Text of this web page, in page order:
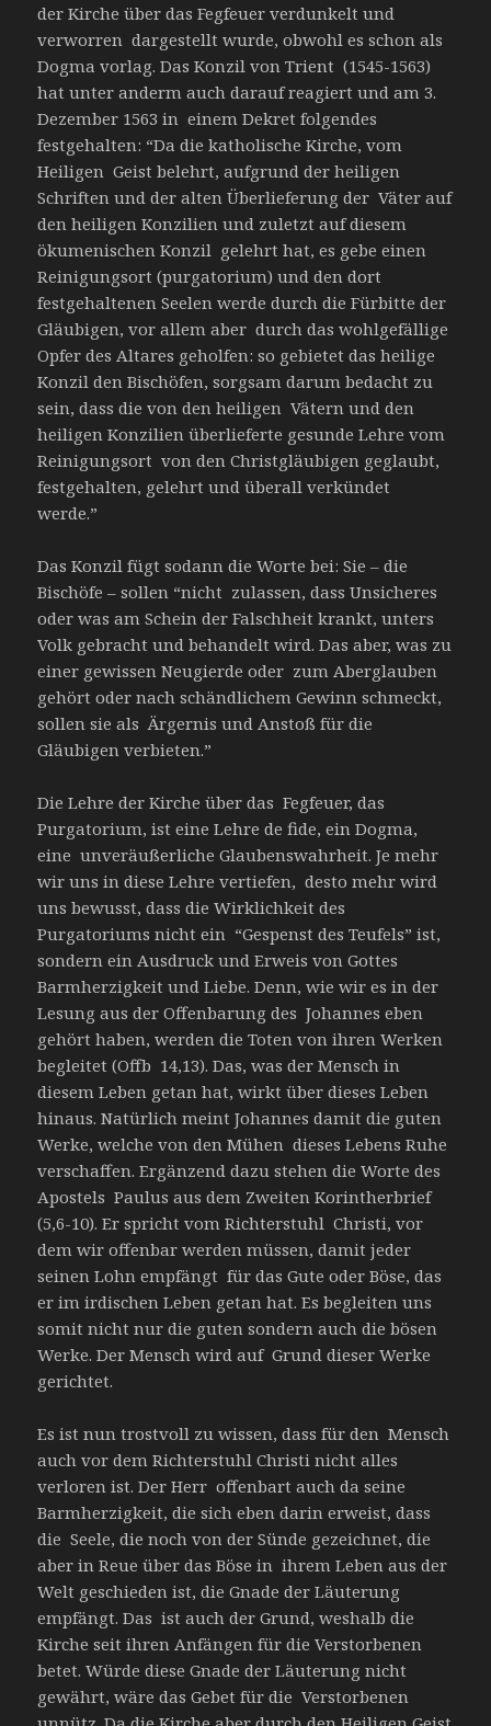
der Kirche über das Fegfeuer verdunkelt und
verworren dargestellt wurde, obwohl es schon als
Dogma vorlag. Das Konzil von Trient (1545-1563)
hat unter anderm auch darauf reagiert und am 3.
Dezember 1563 in einem Dekret folgendes
festgehalten: “Da die katholische Kirche, vom
Heiligen Geist belehrt, aufgrund der heiligen
Schriften und der alten Überlieferung der Väter auf
den heiligen Konzilien und zuletzt auf diesem
ökumenischen Konzil gelehrt hat, es gebe einen
Reinigungsort (purgatorium) und den dort
festgehaltenen Seelen werde durch die Fürbitte der
Gläubigen, vor allem aber durch das wohlgefällige
Opfer des Altares geholfen: so gebietet das heilige
Konzil den Bischöfen, sorgsam darum bedacht zu
sein, dass die von den heiligen Vätern und den
heiligen Konzilien überlieferte gesunde Lehre vom
Reinigungsort von den Christgläubigen geglaubt,
festgehalten, gelehrt und überall verkündet
werde.”
Das Konzil fügt sodann die Worte bei: Sie – die
Bischöfe – sollen “nicht zulassen, dass Unsicheres
oder was am Schein der Falschheit krankt, unters
Volk gebracht und behandelt wird. Das aber, was zu
einer gewissen Neugierde oder zum Aberglauben
gehört oder nach schändlichem Gewinn schmeckt,
sollen sie als Ärgernis und Anstoß für die
Gläubigen verbieten.”
Die Lehre der Kirche über das Fegfeuer, das
Purgatorium, ist eine Lehre de fide, ein Dogma,
eine unveräußerliche Glaubenswahrheit. Je mehr
wir uns in diese Lehre vertiefen, desto mehr wird
uns bewusst, dass die Wirklichkeit des
Purgatoriums nicht ein “Gespenst des Teufels” ist,
sondern ein Ausdruck und Erweis von Gottes
Barmherzigkeit und Liebe. Denn, wie wir es in der
Lesung aus der Offenbarung des Johannes eben
gehört haben, werden die Toten von ihren Werken
begleitet (Offb 14,13). Das, was der Mensch in
diesem Leben getan hat, wirkt über dieses Leben
hinaus. Natürlich meint Johannes damit die guten
Werke, welche von den Mühen dieses Lebens Ruhe
verschaffen. Ergänzend dazu stehen die Worte des
Apostels Paulus aus dem Zweiten Korintherbrief
(5,6-10). Er spricht vom Richterstuhl Christi, vor
dem wir offenbar werden müssen, damit jeder
seinen Lohn empfängt für das Gute oder Böse, das
er im irdischen Leben getan hat. Es begleiten uns
somit nicht nur die guten sondern auch die bösen
Werke. Der Mensch wird auf Grund dieser Werke
gerichtet.
Es ist nun trostvoll zu wissen, dass für den Mensch
auch vor dem Richterstuhl Christi nicht alles
verloren ist. Der Herr offenbart auch da seine
Barmherzigkeit, die sich eben darin erweist, dass
die Seele, die noch von der Sünde gezeichnet, die
aber in Reue über das Böse in ihrem Leben aus der
Welt geschieden ist, die Gnade der Läuterung
empfängt. Das ist auch der Grund, weshalb die
Kirche seit ihren Anfängen für die Verstorbenen
betet. Würde diese Gnade der Läuterung nicht
gewährt, wäre das Gebet für die Verstorbenen